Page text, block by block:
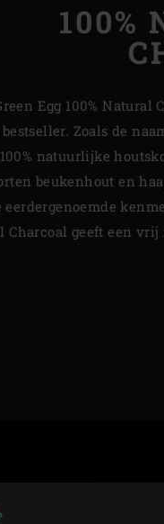
100%
Egg 100% Natural
Zoals de
100% natuurlijke
beukenhout en
Charcoal geeft een